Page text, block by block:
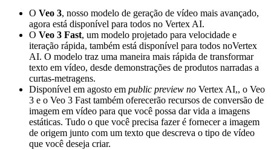
O Veo 3, nosso modelo de geração de vídeo mais avançado,
agora está disponível para todos no Vertex AI.
O Veo 3 Fast, um modelo projetado para velocidade e
iteração rápida, também está disponível para todos noVertex
AI. O modelo traz uma maneira mais rápida de transformar
texto em vídeo, desde demonstrações de produtos narradas a
curtas-metragens.
Disponível em agosto em public preview no Vertex AI,, o Veo
3 e o Veo 3 Fast também oferecerão recursos de conversão de
imagem em vídeo para que você possa dar vida a imagens
estáticas. Tudo o que você precisa fazer é fornecer a imagem
de origem junto com um texto que descreva o tipo de vídeo
que você deseja criar.